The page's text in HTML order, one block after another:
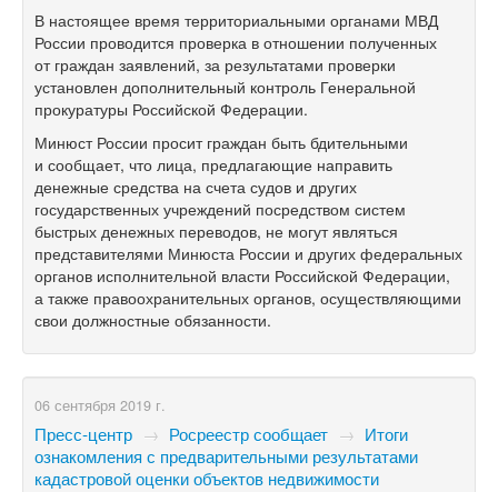
В настоящее время территориальными органами МВД
России проводится проверка в отношении полученных
от граждан заявлений, за результатами проверки
установлен дополнительный контроль Генеральной
прокуратуры Российской Федерации.
Минюст России просит граждан быть бдительными
и сообщает, что лица, предлагающие направить
денежные средства на счета судов и других
государственных учреждений посредством систем
быстрых денежных переводов, не могут являться
представителями Минюста России и других федеральных
органов исполнительной власти Российской Федерации,
а также правоохранительных органов, осуществляющими
свои должностные обязанности.
06 сентября 2019 г.
Пресс-центр → Росреестр сообщает → Итоги
ознакомления с предварительными результатами
кадастровой оценки объектов недвижимости